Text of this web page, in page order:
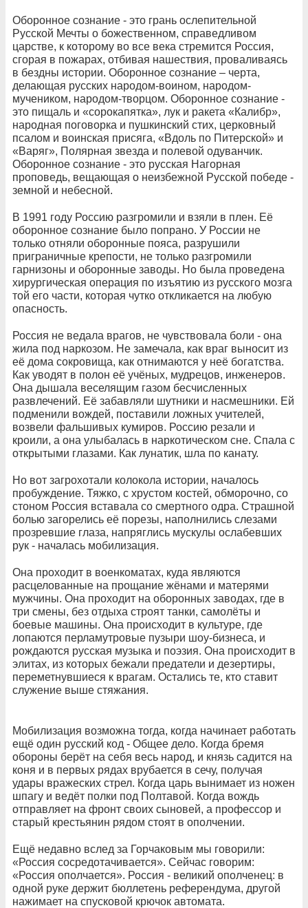
Оборонное сознание - это грань ослепительной
Русской Мечты о божественном, справедливом
царстве, к которому во все века стремится Россия,
сгорая в пожарах, отбивая нашествия, проваливаясь
в бездны истории. Оборонное сознание – черта,
делающая русских народом-воином, народом-
мучеником, народом-творцом. Оборонное сознание -
это пищаль и «сорокапятка», лук и ракета «Калибр»,
народная поговорка и пушкинский стих, церковный
псалом и воинская присяга, «Вдоль по Питерской» и
«Варяг», Полярная звезда и полевой одуванчик.
Оборонное сознание - это русская Нагорная
проповедь, вещающая о неизбежной Русской победе -
земной и небесной.
В 1991 году Россию разгромили и взяли в плен. Её
оборонное сознание было попрано. У России не
только отняли оборонные пояса, разрушили
приграничные крепости, не только разгромили
гарнизоны и оборонные заводы. Но была проведена
хирургическая операция по изъятию из русского мозга
той его части, которая чутко откликается на любую
опасность.
Россия не ведала врагов, не чувствовала боли - она
жила под наркозом. Не замечала, как враг выносит из
её дома сокровища, как отнимаются у неё богатства.
Как уводят в полон её учёных, мудрецов, инженеров.
Она дышала веселящим газом бесчисленных
развлечений. Её забавляли шутники и насмешники. Ей
подменили вождей, поставили ложных учителей,
возвели фальшивых кумиров. Россию резали и
кроили, а она улыбалась в наркотическом сне. Спала с
открытыми глазами. Как лунатик, шла по канату.
Но вот загрохотали колокола истории, началось
пробуждение. Тяжко, с хрустом костей, обморочно, со
стоном Россия вставала со смертного одра. Страшной
болью загорелись её порезы, наполнились слезами
прозревшие глаза, напряглись мускулы ослабевших
рук - началась мобилизация.
Она проходит в военкоматах, куда являются
расцелованные на прощание жёнами и матерями
мужчины. Она проходит на оборонных заводах, где в
три смены, без отдыха строят танки, самолёты и
боевые машины. Она происходит в культуре, где
лопаются перламутровые пузыри шоу-бизнеса, и
рождаются русская музыка и поэзия. Она происходит в
элитах, из которых бежали предатели и дезертиры,
переметнувшиеся к врагам. Остались те, кто ставит
служение выше стяжания.
Мобилизация возможна тогда, когда начинает работать
ещё один русский код - Общее дело. Когда бремя
обороны берёт на себя весь народ, и князь садится на
коня и в первых рядах врубается в сечу, получая
удары вражеских стрел. Когда царь вынимает из ножен
шпагу и ведёт полки под Полтавой. Когда вождь
отправляет на фронт своих сыновей, а профессор и
старый крестьянин рядом стоят в ополчении.
Ещё недавно вслед за Горчаковым мы говорили:
«Россия сосредотачивается». Сейчас говорим:
«Россия ополчается». Россия - великий ополченец: в
одной руке держит бюллетень референдума, другой
нажимает на спусковой крючок автомата.